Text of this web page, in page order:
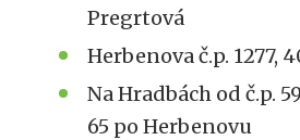
Pregrtová
Herbenova č.p. 1277,
Na Hradbách od č.p.
65 po Herbenovu